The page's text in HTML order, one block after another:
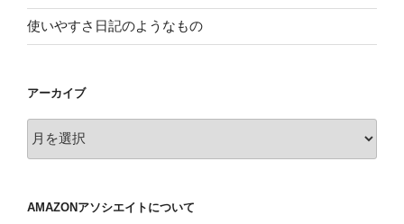
使いやすさ日記のようなもの
アーカイブ
ー
ブ
AMAZONアソシエイトについて